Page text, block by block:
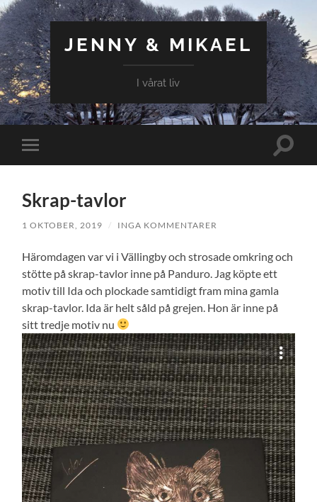
JENNY & MIKAEL
I vårat liv
Slå
på/av
Slå
Skrap-tavlor
1 OKTOBER, 2019 / INGA KOMMENTARER
Häromdagen var vi i Vällingby och strosade omkring och
stötte på skrap-tavlor inne på Panduro. Jag köpte ett
motiv till Ida och plockade samtidigt fram mina gamla
skrap-tavlor. Ida är helt såld på grejen. Hon är inne på
sitt tredje motiv nu